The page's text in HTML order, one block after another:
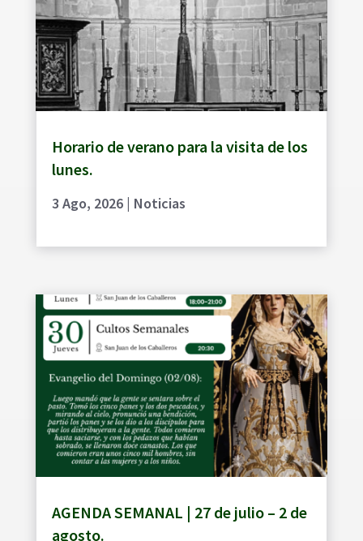
Horario de verano para la visita de los
lunes.
3 Ago, 2026| Noticias
AGENDA SEMANAL | 27 de julio – 2 de
agosto.